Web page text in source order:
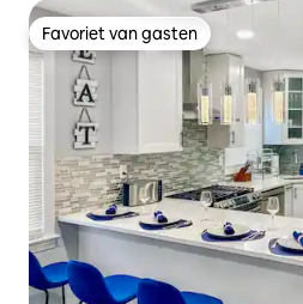
Favoriet van gasten
Favoriet van gasten